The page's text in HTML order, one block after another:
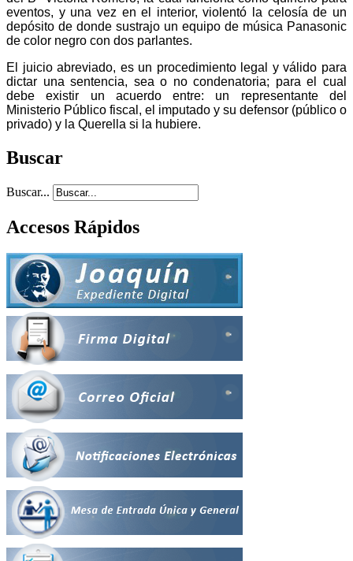
eventos, y una vez en el interior, violentó la celosía de un
depósito de donde sustrajo un equipo de música Panasonic
de color negro con dos parlantes.
El juicio abreviado, es un procedimiento legal y válido para
dictar una sentencia, sea o no condenatoria; para el cual
debe existir un acuerdo entre: un representante del
Ministerio Público fiscal, el imputado y su defensor (público o
privado) y la Querella si la hubiere.
Buscar
Buscar...
Accesos Rápidos